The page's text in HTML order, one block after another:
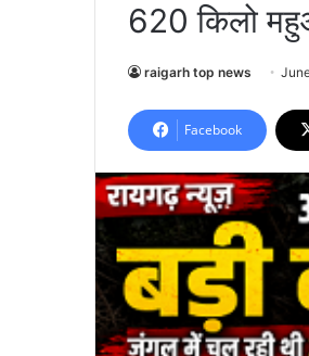
620 किलो
raigarh top news
Facebook